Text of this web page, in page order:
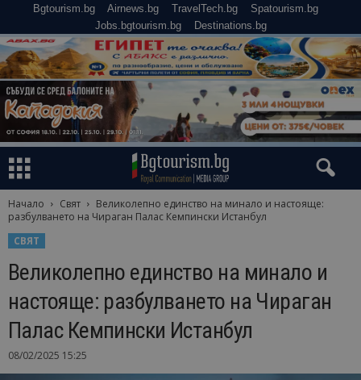
Bgtourism.bg Airnews.bg TravelTech.bg
Spatourism.bg
Jobs.bgtourism.bg
Destinations.bg
Начало Свят
Великолепно единство на минало и настояще:
разбулването на Чираган Палас Кемпински Истанбул
СВЯТ
Великолепно единство на минало и
настояще: разбулването на Чираган
Палас Кемпински Истанбул
08/02/2025 15:25